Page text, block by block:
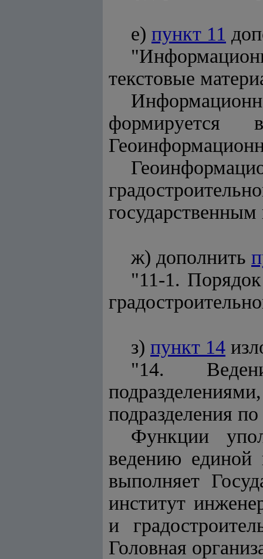
е) пункт 11
текстовые
формируется
ж) дополнить
"11-1. Порядок
з) пункт 14
"14.
подразделения
Функции
ведению единой
выполняет
институт
и
Головная